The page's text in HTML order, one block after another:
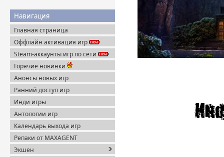
Навигация
Главная страница
Оффлайн активация игр
Steam-аккаунты игр по сети
Горячие новинки
Анонсы новых игр
Ранний доступ игр
Инди игры
Антологии игр
Календарь выхода игр
Репаки от MAXAGENT
Экшен